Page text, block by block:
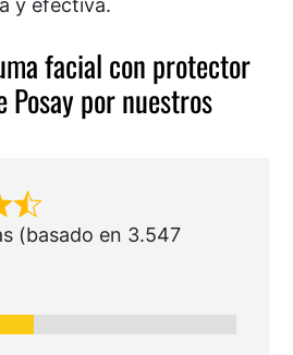
y efectiva.
facial con protector
Posay por nuestros
(basado en 3.547